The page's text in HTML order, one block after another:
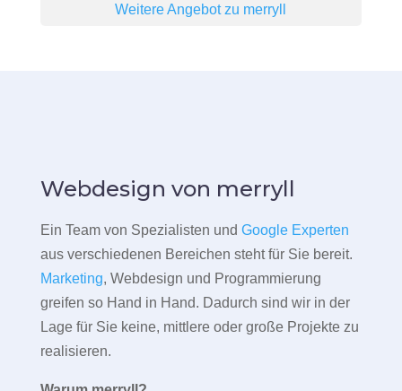
Weitere Angebot zu merryll
Webdesign von merryll
Ein Team von Spezialisten und Google Experten
aus verschiedenen Bereichen steht für Sie bereit.
Marketing, Webdesign und Programmierung
greifen so Hand in Hand. Dadurch sind wir in der
Lage für Sie keine, mittlere oder große Projekte zu
realisieren.